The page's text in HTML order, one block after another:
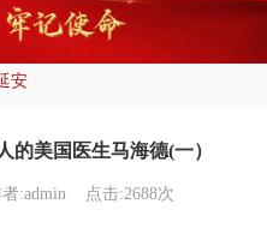
航
安
的美国医生马海德(一）
:admin 点击:2688次